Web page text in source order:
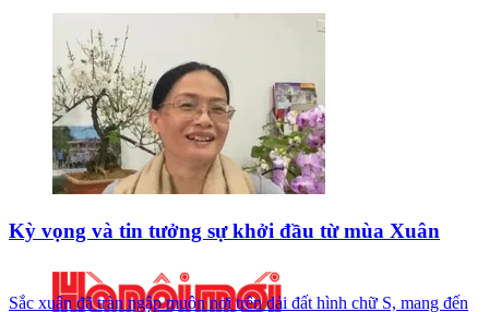
Kỳ vọng và tin tưởng sự khởi đầu từ mùa Xuân
Sắc xuân đã tràn ngập muôn nơi trên dải đất hình chữ S, mang đến